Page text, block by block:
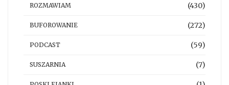
ROZMAWIAM (430)
BUFOROWANIE (272)
PODCAST (59)
SUSZARNIA (7)